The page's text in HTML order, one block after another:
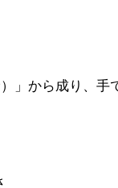
」から成り、手